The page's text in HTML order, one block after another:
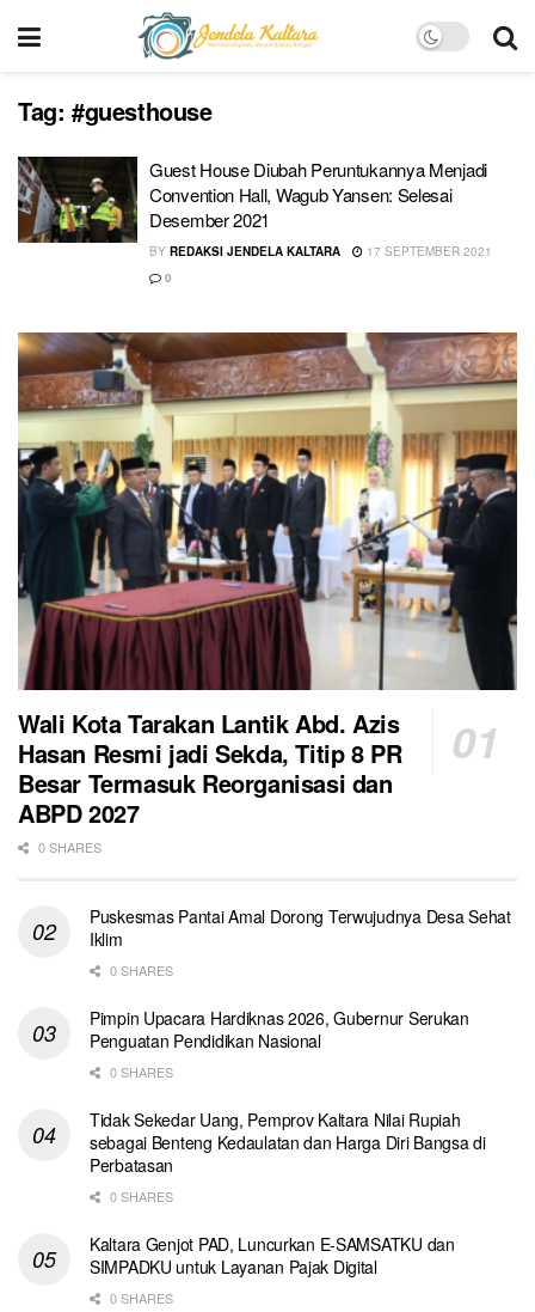
Tag: #guesthouse
Guest House Diubah Peruntukannya Menjadi
Convention Hall, Wagub Yansen: Selesai
Desember 2021
BY REDAKSI JENDELA KALTARA
17 SEPTEMBER 2021
0
Wali Kota Tarakan Lantik Abd. Azis
Hasan Resmi jadi Sekda, Titip 8 PR
Besar Termasuk Reorganisasi dan
ABPD 2027
0 SHARES
Puskesmas Pantai Amal Dorong Terwujudnya Desa Sehat
Iklim
0 SHARES
Pimpin Upacara Hardiknas 2026, Gubernur Serukan
Penguatan Pendidikan Nasional
0 SHARES
Tidak Sekedar Uang, Pemprov Kaltara Nilai Rupiah
sebagai Benteng Kedaulatan dan Harga Diri Bangsa di
Perbatasan
0 SHARES
Kaltara Genjot PAD, Luncurkan E-SAMSATKU dan
SIMPADKU untuk Layanan Pajak Digital
0 SHARES